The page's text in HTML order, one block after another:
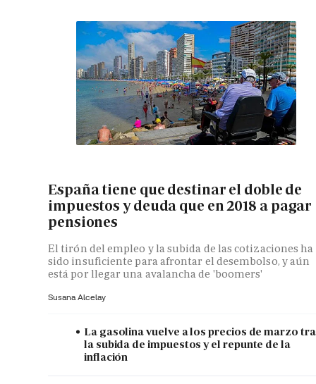
España tiene que destinar el doble de
impuestos y deuda que en 2018 a pagar
pensiones
El tirón del empleo y la subida de las cotizaciones ha
sido insuficiente para afrontar el desembolso, y aún
está por llegar una avalancha de 'boomers'
Susana Alcelay
La gasolina vuelve a los precios de marzo
la subida de impuestos y el repunte de la
inflación